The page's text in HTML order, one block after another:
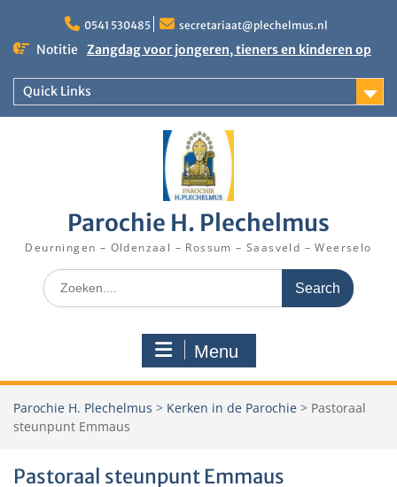
content
0541 530485 secretariaat@plechelmus.nl
Notitie
Zangdag voor jongeren, tieners en kinderen op
Denekamp
Uitnodiging installatie Pastoor Karel Donders
Quick Links
Parochie H. Plechelmus
Deurningen – Oldenzaal – Rossum – Saasveld – Weerselo
Search
for:
Menu
Parochie H. Plechelmus > Kerken in de Parochie > Pastoraal
steunpunt Emmaus
Pastoraal steunpunt Emmaus